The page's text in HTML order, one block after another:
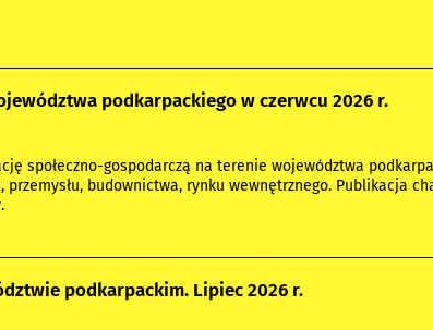
podkarpackiego w czerwcu 2026 r.
społeczno-gospodarczą na terenie województwa
budownictwa, rynku wewnętrznego. Publikacja
podkarpackim. Lipiec 2026 r.